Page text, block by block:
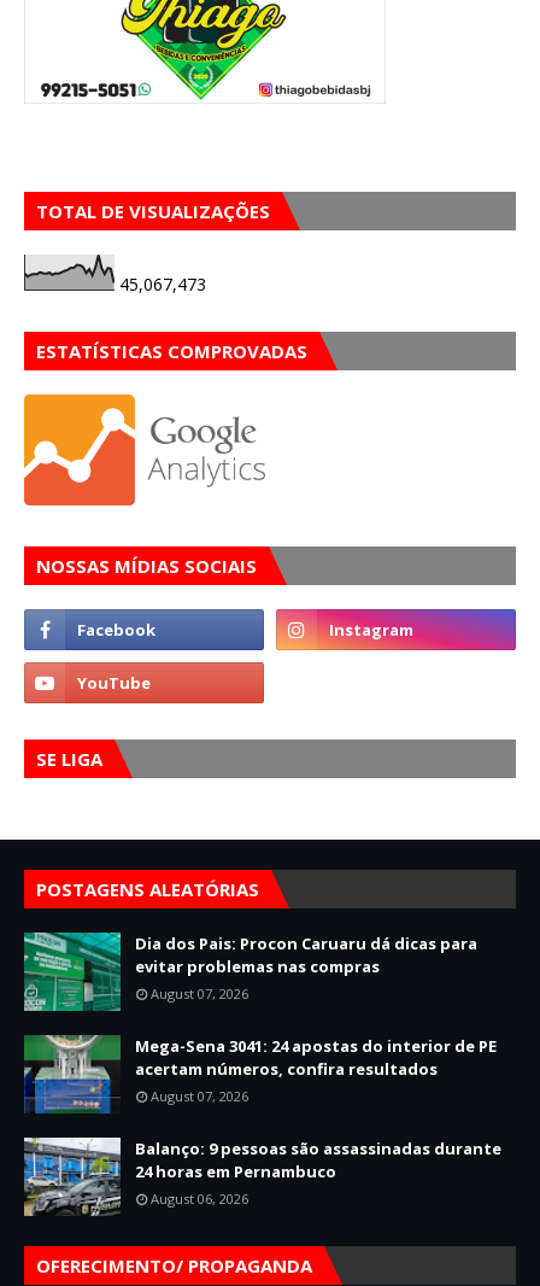
TOTAL DE VISUALIZAÇÕES
45,067,473
ESTATÍSTICAS COMPROVADAS
NOSSAS MÍDIAS SOCIAIS
SE LIGA
POSTAGENS ALEATÓRIAS
Dia dos Pais: Procon Caruaru dá dicas para
evitar problemas nas compras
August 07, 2026
Mega-Sena 3041: 24 apostas do interior de PE
acertam números, confira resultados
August 07, 2026
Balanço: 9 pessoas são assassinadas durante
24 horas em Pernambuco
August 06, 2026
OFERECIMENTO/ PROPAGANDA